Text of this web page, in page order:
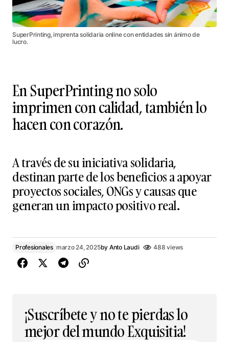
SuperPrinting, imprenta solidaria online con entidades sin ánimo de
lucro.
En SuperPrinting no solo
imprimen con calidad, también lo
hacen con corazón.
A través de su iniciativa solidaria,
destinan parte de los beneficios a apoyar
proyectos sociales, ONGs y causas que
generan un impacto positivo real.
Profesionales marzo 24, 2025by Anto Laudi 488 views
¡Suscríbete y no te pierdas lo
mejor del mundo Exquisitia!